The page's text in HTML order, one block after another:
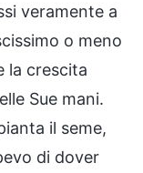
veramente a
o meno
la crescita
Sue mani.
il seme,
di dover